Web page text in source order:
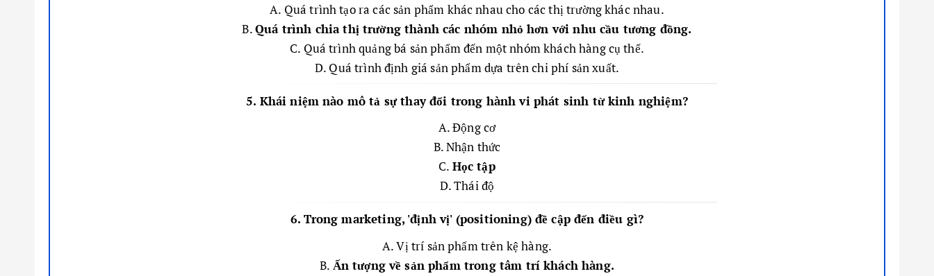
A. Quá trình tạo ra các sản phẩm khác nhau cho các thị trường khác nhau.
B.Quá trình chia thị trường thành các nhóm nhỏ hơn với nhu cầu tương đồng.
C. Quá trình quảng bá sản phẩm đến một nhóm khách hàng cụ thể.
D. Quá trình định giá sản phẩm dựa trên chi phí sản xuất.
5. Khái niệm nào mô tả sự thay đổi trong hành vi phát sinh từ kinh nghiệm?
A. Động cơ
B. Nhận thức
C. Học tập
D. Thái độ
6. Trong marketing, 'định vị' (positioning) đề cập đến điều gì?
A. Vị trí sản phẩm trên kệ hàng.
B. Ấn tượng về sản phẩm trong tâm trí khách hàng.